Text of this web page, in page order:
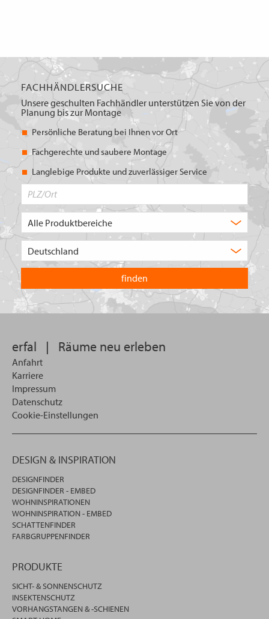
FACHHÄNDLERSUCHE
Unsere geschulten Fachhändler unterstützen Sie von der
Planung bis zur Montage
Persönliche Beratung bei Ihnen vor Ort
Fachgerechte und saubere Montage
Langlebige Produkte und zuverlässiger Service
in
welchem
Land
Sie
suchen
erfal | Räume neu erleben
Anfahrt
Karriere
Impressum
Datenschutz
Cookie-Einstellungen
DESIGN & INSPIRATION
DESIGNFINDER
DESIGNFINDER - EMBED
WOHNINSPIRATIONEN
WOHNINSPIRATION - EMBED
SCHATTENFINDER
FARBGRUPPENFINDER
PRODUKTE
SICHT- & SONNENSCHUTZ
INSEKTENSCHUTZ
VORHANGSTANGEN & -SCHIENEN